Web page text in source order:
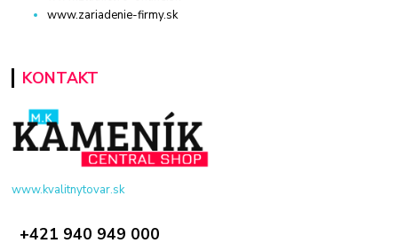
www.zariadenie-firmy.sk
KONTAKT
www.kvalitnytovar.sk
+421 940 949 000